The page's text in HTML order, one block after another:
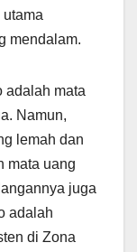
mendalam.
adalah mata
Namun,
lemah dan
mata uang
juga
adalah
di Zona